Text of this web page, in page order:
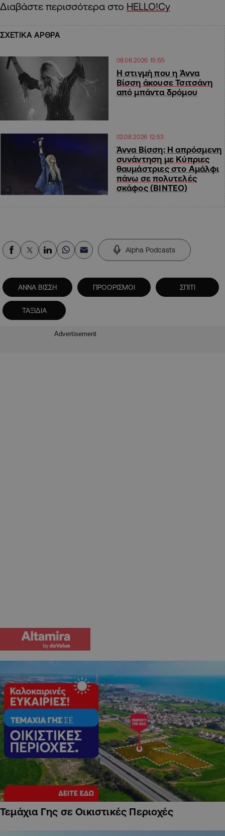
Διαβάστε περισσότερα στο HELLO!Cy
ΣΧΕΤΙΚΑ ΑΡΘΡΑ
08.08.2026 15:55
H στιγμή που η Άννα
Βίσση άκουσε Τσιτσάνη
από μπάντα δρόμου
02.08.2026 12:53
Άννα Βίσση: Η απρόσμενη
συνάντηση με Κύπριες
θαυμάστριες στο Αμάλφι
πάνω σε πολυτελές
σκάφος (ΒΙΝΤΕΟ)
Alpha Podcasts
ΑΝΝΑ ΒΙΣΣΗ ΠΡΟΟΡΙΣΜΟΙ ΣΠΙΤΙ
ΤΑΞΙΔΙΑ
Advertisement
Τεμάχια Γης σε Οικιστικές Περιοχές